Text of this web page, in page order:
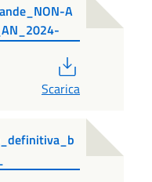
A
Scarica